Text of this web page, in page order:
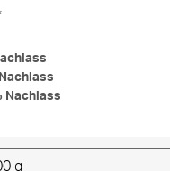
Nachlass